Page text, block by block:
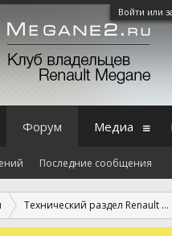
Войти или
Форум
Последние сообщения
Медиа